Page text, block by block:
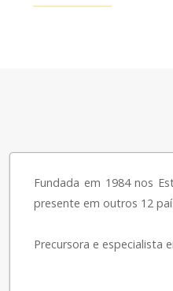
Fundada em 1984 nos
presente em outros 12
Precursora e especialista